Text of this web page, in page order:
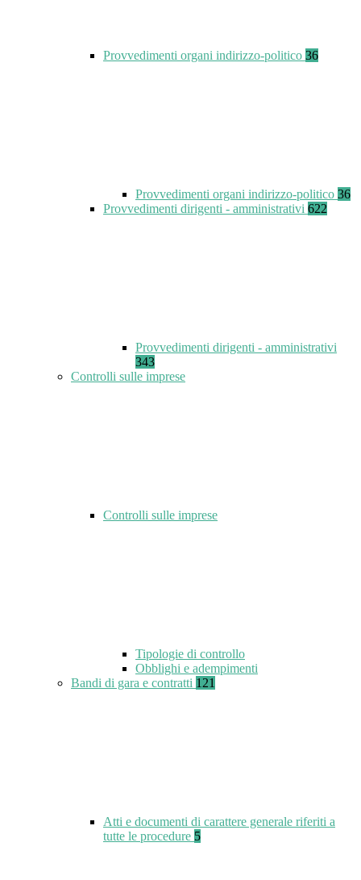
Provvedimenti organi indirizzo-politico 36
Provvedimenti organi indirizzo-politico 36
Provvedimenti dirigenti - amministrativi 622
Provvedimenti dirigenti - amministrativi
343
Controlli sulle imprese
Controlli sulle imprese
Tipologie di controllo
Obblighi e adempimenti
Bandi di gara e contratti 121
Atti e documenti di carattere generale riferiti a
tutte le procedure 5